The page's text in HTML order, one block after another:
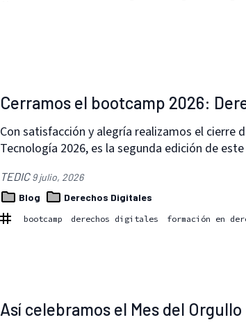
Cerramos el bootcamp 2026:
Con satisfacción y alegría realizamos el cierre
Tecnología 2026, es la segunda edición de
TEDIC9 julio, 2026
Blog
Derechos Digitales
bootcamp derechos digitales formación en
Así celebramos el Mes del Orgullo